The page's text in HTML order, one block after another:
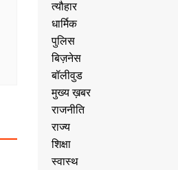
त्यौहार
धार्मिक
पुलिस
बिज़नेस
बॉलीवुड
मुख्य ख़बर
राजनीति
राज्य
शिक्षा
स्वास्थ